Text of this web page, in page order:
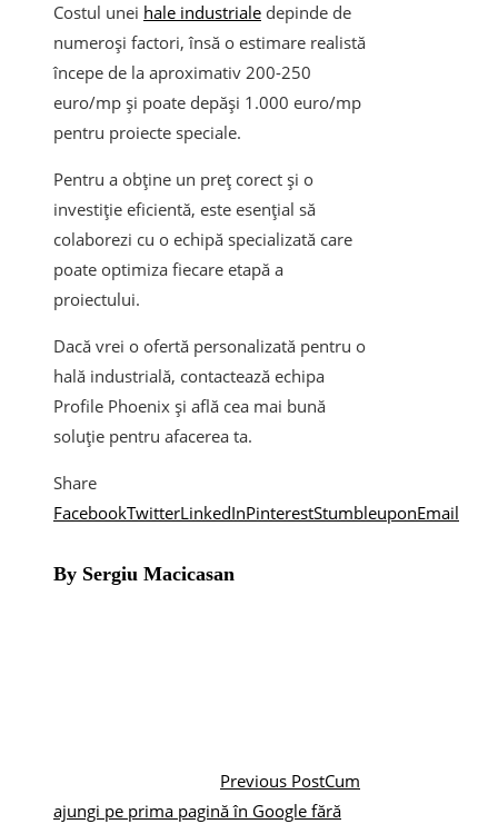
Costul unei hale industriale depinde de
numeroși factori, însă o estimare realistă
începe de la aproximativ 200-250
euro/mp și poate depăși 1.000 euro/mp
pentru proiecte speciale.
Pentru a obține un preț corect și o
investiție eficientă, este esențial să
colaborezi cu o echipă specializată care
poate optimiza fiecare etapă a
proiectului.
Dacă vrei o ofertă personalizată pentru o
hală industrială, contactează echipa
Profile Phoenix și află cea mai bună
soluție pentru afacerea ta.
Share
FacebookTwitterLinkedInPinterestStumbleuponEmail
By Sergiu Macicasan
Previous PostCum
ajungi pe prima pagină în Google fără